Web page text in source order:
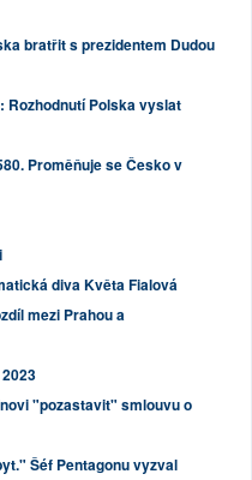
bratřit s prezidentem Dudou
Rozhodnutí Polska vyslat
Proměňuje se Česko v
diva Květa Fialová
mezi Prahou a
"pozastavit" smlouvu o
Šéf Pentagonu vyzval